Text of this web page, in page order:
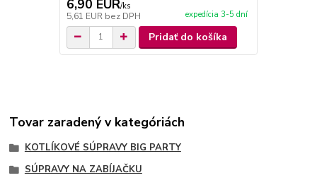
6,90 EUR/ks
5,61 EUR bez DPH expedícia 3-5 dní
Pridať do košíka
Tovar zaradený v kategóriách
KOTLÍKOVÉ SÚPRAVY BIG PARTY
SÚPRAVY NA ZABÍJAČKU